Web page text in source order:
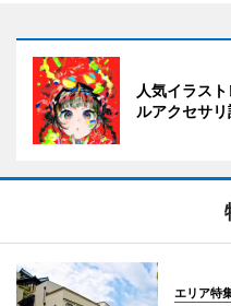
人気イラス
ルアクセサ
エリア特